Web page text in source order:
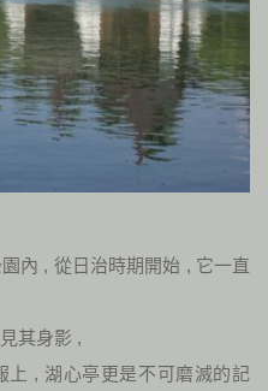
內 , 從日治時期開始 , 它一直
其身影 ,
上 , 湖心亭更是不可磨滅的記